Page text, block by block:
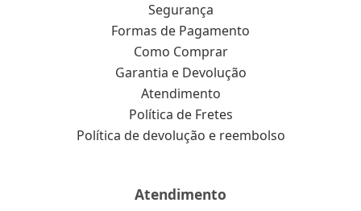
Segurança
Formas de Pagamento
Como Comprar
Garantia e Devolução
Atendimento
Política de Fretes
Política de devolução e reembolso
Atendimento